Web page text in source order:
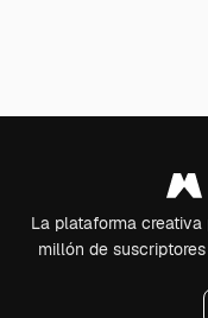
La plataforma
millón de